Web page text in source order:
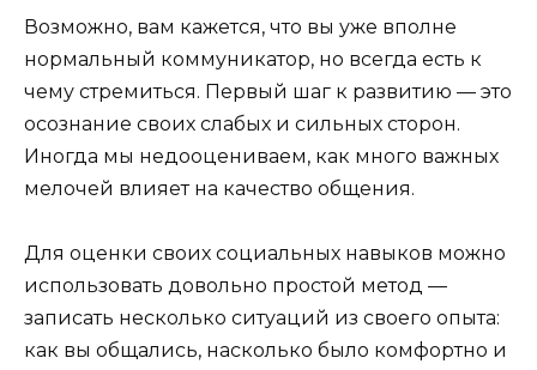
Возможно, вам кажется, что вы уже вполне
нормальный коммуникатор, но всегда есть к
чему стремиться. Первый шаг к развитию — это
осознание своих слабых и сильных сторон.
Иногда мы недооцениваем, как много важных
мелочей влияет на качество общения.
Для оценки своих социальных навыков можно
использовать довольно простой метод —
записать несколько ситуаций из своего опыта:
как вы общались, насколько было комфортно и